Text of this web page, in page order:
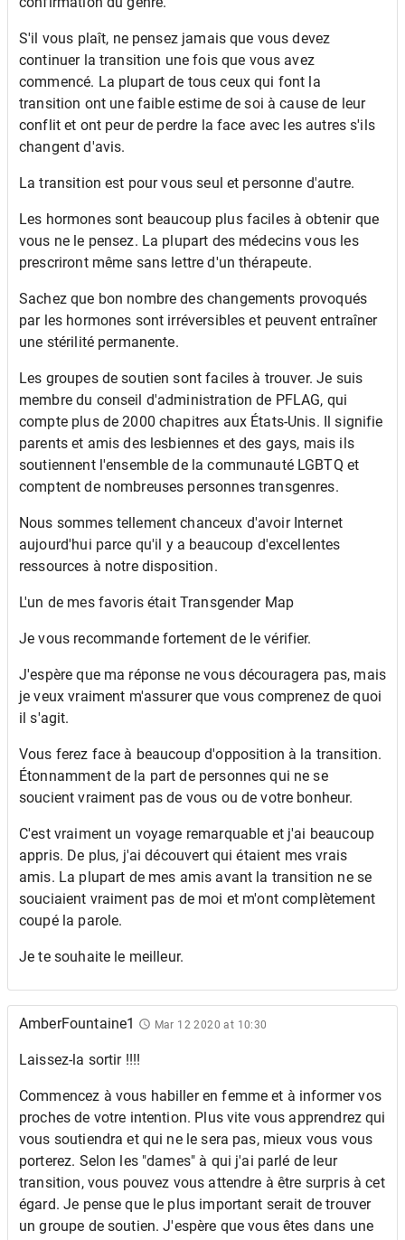
S'il vous plaît, ne pensez jamais que vous devez
continuer la transition une fois que vous avez
commencé. La plupart de tous ceux qui font la
transition ont une faible estime de soi à cause de leur
conflit et ont peur de perdre la face avec les autres s'ils
changent d'avis.
La transition est pour vous seul et personne d'autre.
Les hormones sont beaucoup plus faciles à obtenir que
vous ne le pensez. La plupart des médecins vous les
prescriront même sans lettre d'un thérapeute.
Sachez que bon nombre des changements provoqués
par les hormones sont irréversibles et peuvent entraîner
une stérilité permanente.
Les groupes de soutien sont faciles à trouver. Je suis
membre du conseil d'administration de PFLAG, qui
compte plus de 2000 chapitres aux États-Unis. Il signifie
parents et amis des lesbiennes et des gays, mais ils
soutiennent l'ensemble de la communauté LGBTQ et
comptent de nombreuses personnes transgenres.
Nous sommes tellement chanceux d'avoir Internet
aujourd'hui parce qu'il y a beaucoup d'excellentes
ressources à notre disposition.
L'un de mes favoris était Transgender Map
Je vous recommande fortement de le vérifier.
J'espère que ma réponse ne vous découragera pas, mais
je veux vraiment m'assurer que vous comprenez de quoi
il s'agit.
Vous ferez face à beaucoup d'opposition à la transition.
Étonnamment de la part de personnes qui ne se
soucient vraiment pas de vous ou de votre bonheur.
C'est vraiment un voyage remarquable et j'ai beaucoup
appris. De plus, j'ai découvert qui étaient mes vrais
amis. La plupart de mes amis avant la transition ne se
souciaient vraiment pas de moi et m'ont complètement
coupé la parole.
Je te souhaite le meilleur.
AmberFountaine1 Mar 12 2020 at 10:30
Laissez-la sortir !!!!
Commencez à vous habiller en femme et à informer vos
proches de votre intention. Plus vite vous apprendrez qui
vous soutiendra et qui ne le sera pas, mieux vous vous
porterez. Selon les "dames" à qui j'ai parlé de leur
transition, vous pouvez vous attendre à être surpris à cet
égard. Je pense que le plus important serait de trouver
un groupe de soutien. J'espère que vous êtes dans une